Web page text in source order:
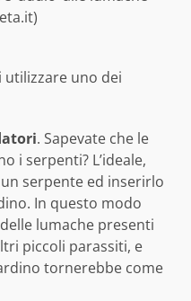
utilizzare uno dei
. Sapevate che le
i serpenti? L’ideale,
serpente ed inserirlo
In questo modo
lumache presenti
piccoli parassiti, e
tornerebbe come